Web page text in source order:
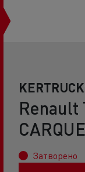
Затворено